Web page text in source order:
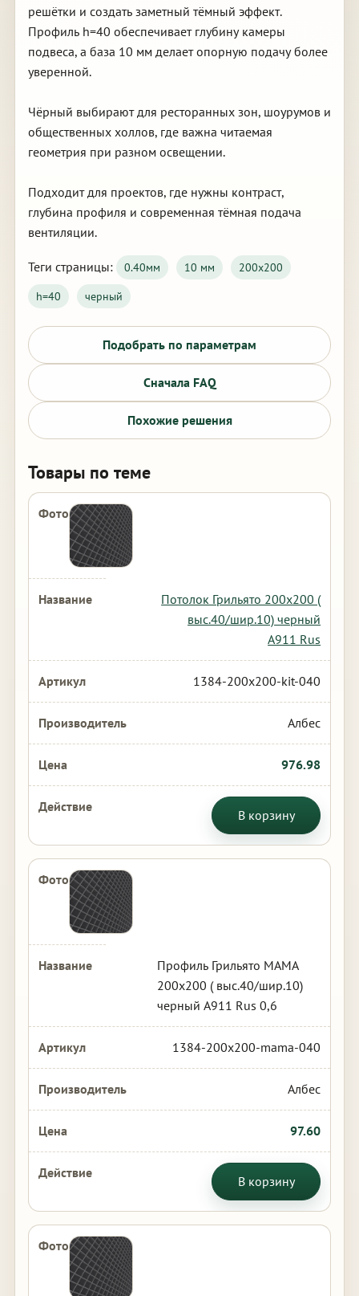
решётки и создать заметный тёмный эффект.
Профиль h=40 обеспечивает глубину камеры
подвеса, а база 10 мм делает опорную подачу более
уверенной.
Чёрный выбирают для ресторанных зон, шоурумов и
общественных холлов, где важна читаемая
геометрия при разном освещении.
Подходит для проектов, где нужны контраст,
глубина профиля и современная тёмная подача
вентиляции.
Теги страницы: 0.40мм 10 мм
200х200
h=40
черный
Подобрать по параметрам
Сначала FAQ
Похожие решения
Товары по теме
Потолок Грильято 200х200 (
выс.40/шир.10) черный
А911 Rus
1384-200x200-kit-040
Албес
976.98
В корзину
Профиль Грильято МАМА
200х200 ( выс.40/шир.10)
черный А911 Rus 0,6
1384-200x200-mama-040
Албес
97.60
В корзину